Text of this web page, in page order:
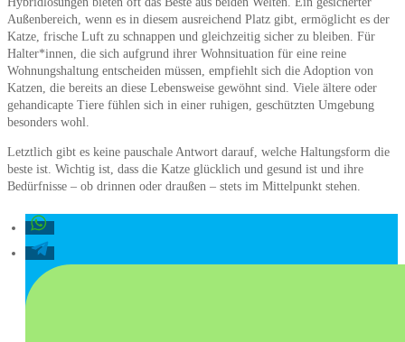
Außenbereich, wenn es in diesem ausreichend Platz gibt, ermöglicht es der
Katze, frische Luft zu schnappen und gleichzeitig sicher zu bleiben. Für
Halter*innen, die sich aufgrund ihrer Wohnsituation für eine reine
Wohnungshaltung entscheiden müssen, empfiehlt sich die Adoption von
Katzen, die bereits an diese Lebensweise gewöhnt sind. Viele ältere oder
gehandicapte Tiere fühlen sich in einer ruhigen, geschützten Umgebung
besonders wohl.
Letztlich gibt es keine pauschale Antwort darauf, welche Haltungsform die
beste ist. Wichtig ist, dass die Katze glücklich und gesund ist und ihre
Bedürfnisse – ob drinnen oder draußen – stets im Mittelpunkt stehen.